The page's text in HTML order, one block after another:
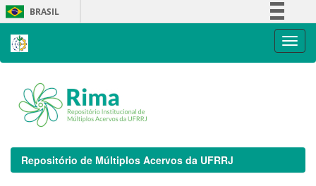
Skip
navigation
BRASIL
Repositório de Múltiplos Acervos da UFRRJ